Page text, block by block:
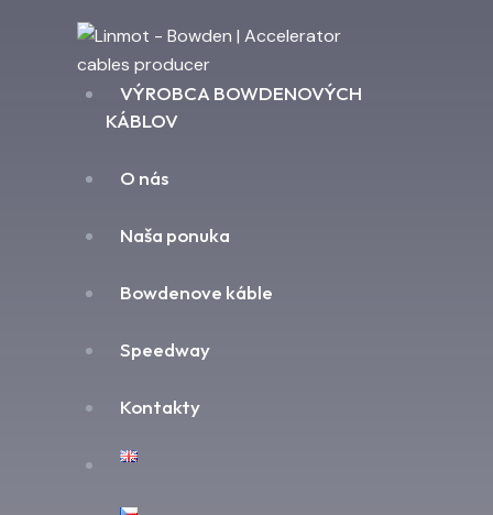
VÝROBCA BOWDENOVÝCH
KÁBLOV
O nás
Naša ponuka
Bowdenove káble
Speedway
Kontakty